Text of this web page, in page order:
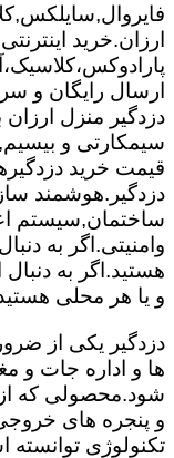
ارزان.خرید
دزدگیر منزل
سیمکارتی و
قیمت خرید
دزدگیر.هوشمند
ساختمان,سیستم
وامنیتی.اگر به
هستید.اگر به
و یا هر محلی
دزدگیر یکی از
ها و اداره جات و
شود.محصولی که از
و پنجره های
تکنولوژی توانسته